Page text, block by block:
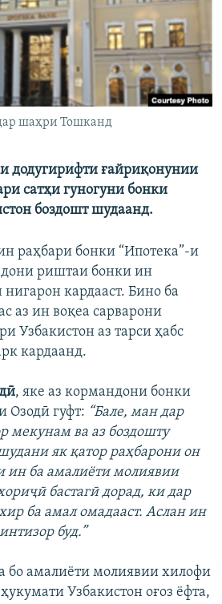
RL
шаҳри Тошканд
додугирифти ғайриқонунии
сатҳи гуногуни бонки
боздошт шудаанд.
раҳбари бонки “Ипотека”-и
риштаи бонки ин
кардааст. Бино ба
аз ин воқеа сарварони
Узбакистон аз тарси ҳабс
кардаанд.
, яке аз кормандони бонки
Озодӣ гуфт: “Бале, ман дар
мекунам ва аз боздошту
як қатор раҳбарони он
ин ба амалиёти молиявии
бастагӣ дорад, ки дар
ба амал омадааст. Аслан ин
буд.”
бо амалиёти молиявии хилофи
Узбакистон оғоз ёфта,